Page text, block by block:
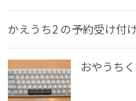
かえうち2 の予約受け付
おやうち